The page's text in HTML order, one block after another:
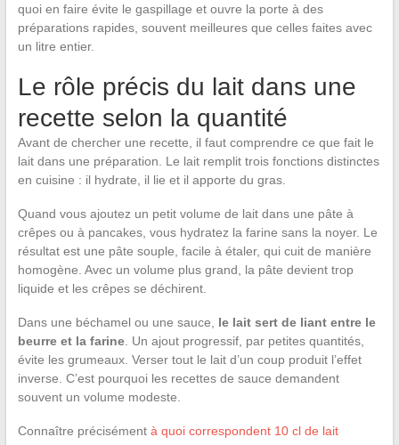
quoi en faire évite le gaspillage et ouvre la porte à des
préparations rapides, souvent meilleures que celles faites avec
un litre entier.
Le rôle précis du lait dans une
recette selon la quantité
Avant de chercher une recette, il faut comprendre ce que fait le
lait dans une préparation. Le lait remplit trois fonctions distinctes
en cuisine : il hydrate, il lie et il apporte du gras.
Quand vous ajoutez un petit volume de lait dans une pâte à
crêpes ou à pancakes, vous hydratez la farine sans la noyer. Le
résultat est une pâte souple, facile à étaler, qui cuit de manière
homogène. Avec un volume plus grand, la pâte devient trop
liquide et les crêpes se déchirent.
Dans une béchamel ou une sauce, le lait sert de liant entre le
beurre et la farine. Un ajout progressif, par petites quantités,
évite les grumeaux. Verser tout le lait d’un coup produit l’effet
inverse. C’est pourquoi les recettes de sauce demandent
souvent un volume modeste.
Connaître précisément à quoi correspondent 10 cl de lait